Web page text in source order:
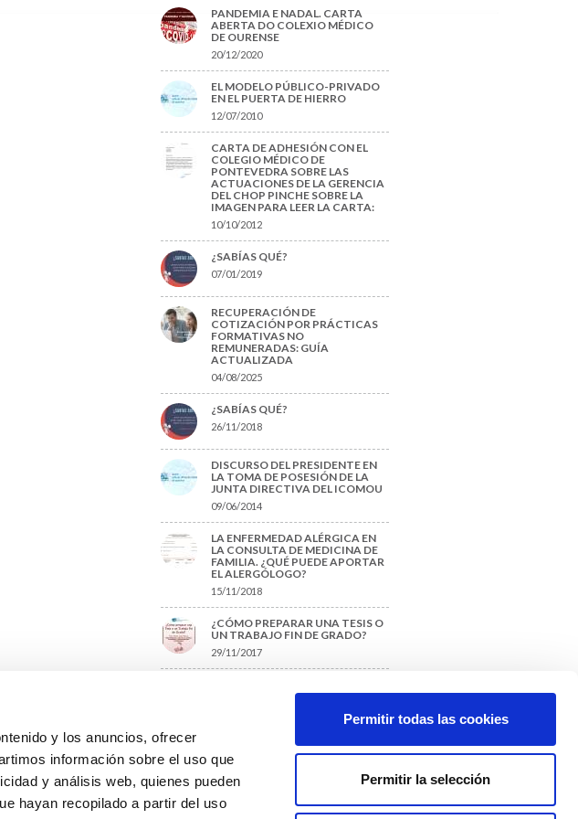
y los anuncios, ofrecer
información sobre el uso que
y análisis web, quienes pueden
hayan recopilado a partir del uso
Permitir todas las cookies
Permitir la selección
PANDEMIA E NADAL. CARTA
ABERTA DO COLEXIO MÉDICO
DE OURENSE
20/12/2020
EL MODELO PÚBLICO-PRIVADO
EN EL PUERTA DE HIERRO
12/07/2010
CARTA DE ADHESIÓN CON EL
COLEGIO MÉDICO DE
PONTEVEDRA SOBRE LAS
ACTUACIONES DE LA GERENCIA
DEL CHOP PINCHE SOBRE LA
IMAGEN PARA LEER LA CARTA:
10/10/2012
¿SABÍAS QUÉ?
07/01/2019
RECUPERACIÓN DE
COTIZACIÓN POR PRÁCTICAS
FORMATIVAS NO
REMUNERADAS: GUÍA
ACTUALIZADA
04/08/2025
¿SABÍAS QUÉ?
26/11/2018
DISCURSO DEL PRESIDENTE EN
LA TOMA DE POSESIÓN DE LA
JUNTA DIRECTIVA DEL ICOMOU
09/06/2014
LA ENFERMEDAD ALÉRGICA EN
LA CONSULTA DE MEDICINA DE
FAMILIA. ¿QUÉ PUEDE APORTAR
EL ALERGÓLOGO?
15/11/2018
¿CÓMO PREPARAR UNA TESIS O
UN TRABAJO FIN DE GRADO?
29/11/2017
protección de datos